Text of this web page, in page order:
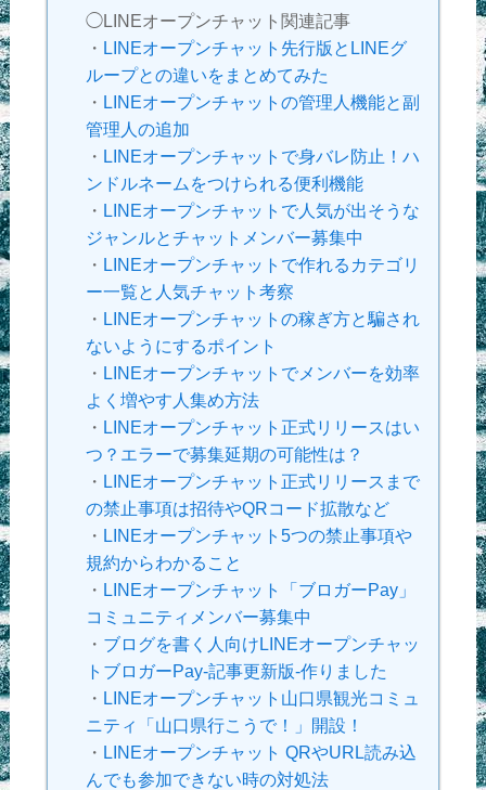
◯LINEオープンチャット関連記事
・ LINEオープンチャット先行版とLINEグ
ループとの違いをまとめてみた
・ LINEオープンチャットの管理人機能と副
管理人の追加
・ LINEオープンチャットで身バレ防止！ハ
ンドルネームをつけられる便利機能
・ LINEオープンチャットで人気が出そうな
ジャンルとチャットメンバー募集中
・ LINEオープンチャットで作れるカテゴリ
ー一覧と人気チャット考察
・ LINEオープンチャットの稼ぎ方と騙され
ないようにするポイント
・ LINEオープンチャットでメンバーを効率
よく増やす人集め方法
・ LINEオープンチャット正式リリースはい
つ？エラーで募集延期の可能性は？
・ LINEオープンチャット正式リリースまで
の禁止事項は招待やQRコード拡散など
・ LINEオープンチャット5つの禁止事項や
規約からわかること
・ LINEオープンチャット「ブロガーPay」
コミュニティメンバー募集中
・ ブログを書く人向けLINEオープンチャッ
トブロガーPay-記事更新版-作りました
・ LINEオープンチャット山口県観光コミュ
ニティ「山口県行こうで！」開設！
・ LINEオープンチャット QRやURL読み込
んでも参加できない時の対処法